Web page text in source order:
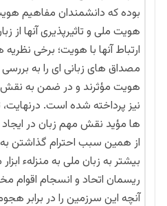
بوده که دانشمندان مفاهیم
هویت ملی و تاثیرپذیری آنها از
ارتباط آنها با هویت؛ برخی
مصداق های زبانی ای را به بررسی
هویت مؤثرند و در ضمن به
نیز پرداخته شده است.
ها مؤید نقش مهم زبان در
از همین سبب احترام گذاشتن
بیشتر به زبان ملی به منزلهء
ریسمان اتحاد و انسجام
آنچه این سرزمین را در برابر